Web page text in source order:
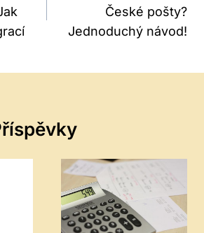
České pošty?
Jednoduchý návod!